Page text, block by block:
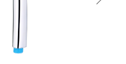
только
банка